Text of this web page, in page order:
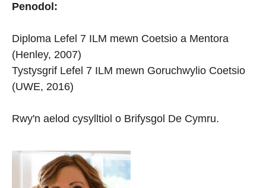
Penodol:
Diploma Lefel 7 ILM mewn Coetsio a Mentora
(Henley, 2007)
Tystysgrif Lefel 7 ILM mewn Goruchwylio Coetsio
(UWE, 2016)
Rwy'n aelod cysylltiol o Brifysgol De Cymru.